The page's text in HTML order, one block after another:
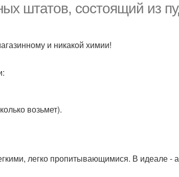
штатов, состоящий из
и никакой химии!
возьмет).
легко пропитывающимися. В идеале -